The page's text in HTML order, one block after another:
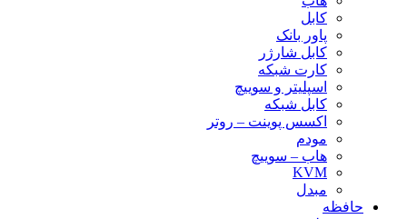
کابل
پاور بانک
کابل شارژر
کارت شبکه
اسپلیتر و سوییچ
کابل شبکه
اکسس پوینت – روتر
مودم
هاب – سوییچ
KVM
مبدل
حافظه